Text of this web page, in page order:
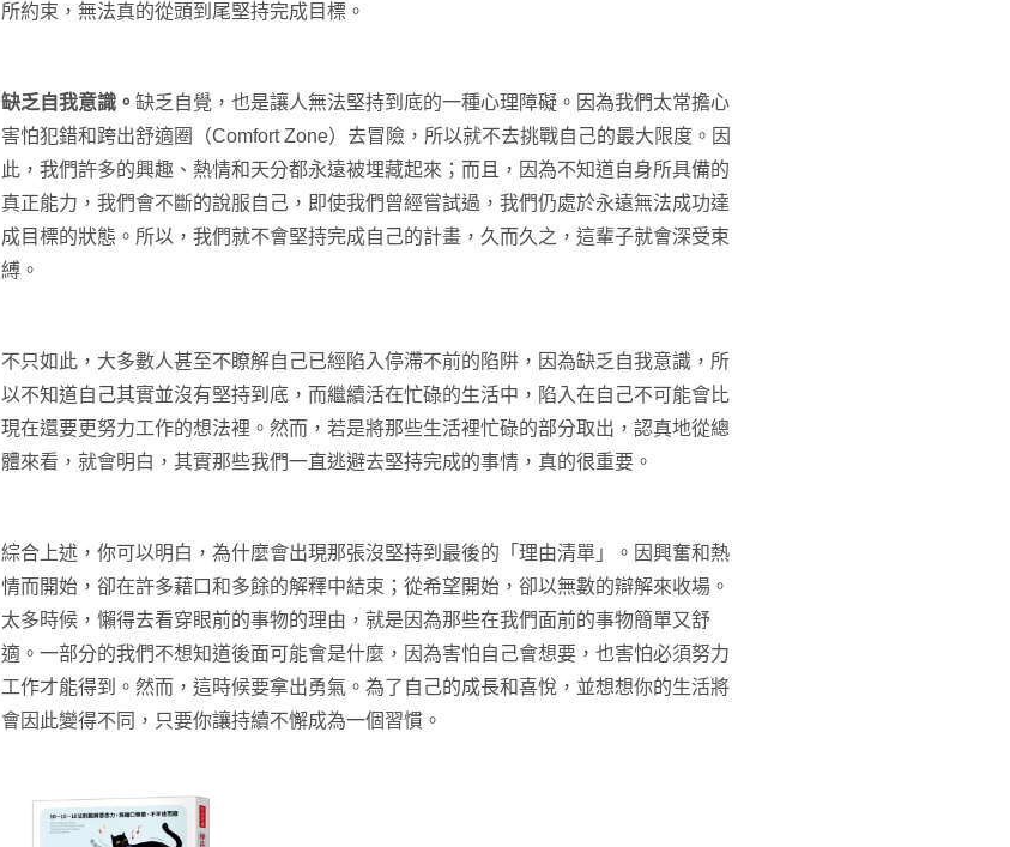
所約束，無法真的從頭到尾堅持完成目標。
缺乏自我意識。 缺乏自覺，也是讓人無法堅持到底的一種心理障礙。因為我們太常擔心
害怕犯錯和跨出舒適圈（Comfort Zone）去冒險，所以就不去挑戰自己的最大限度。因
此，我們許多的興趣、熱情和天分都永遠被埋藏起來；而且，因為不知道自身所具備的
真正能力，我們會不斷的說服自己，即使我們曾經嘗試過，我們仍處於永遠無法成功達
成目標的狀態。所以，我們就不會堅持完成自己的計畫，久而久之，這輩子就會深受束
縛。
不只如此，大多數人甚至不瞭解自己已經陷入停滯不前的陷阱，因為缺乏自我意識，所
以不知道自己其實並沒有堅持到底，而繼續活在忙碌的生活中，陷入在自己不可能會比
現在還要更努力工作的想法裡。然而，若是將那些生活裡忙碌的部分取出，認真地從總
體來看，就會明白，其實那些我們一直逃避去堅持完成的事情，真的很重要。
綜合上述，你可以明白，為什麼會出現那張沒堅持到最後的「理由清單」。因興奮和熱
情而開始，卻在許多藉口和多餘的解釋中結束；從希望開始，卻以無數的辯解來收場。
太多時候，懶得去看穿眼前的事物的理由，就是因為那些在我們面前的事物簡單又舒
適。一部分的我們不想知道後面可能會是什麼，因為害怕自己會想要，也害怕必須努力
工作才能得到。然而，這時候要拿出勇氣。為了自己的成長和喜悅，並想想你的生活將
會因此變得不同，只要你讓持續不懈成為一個習慣。